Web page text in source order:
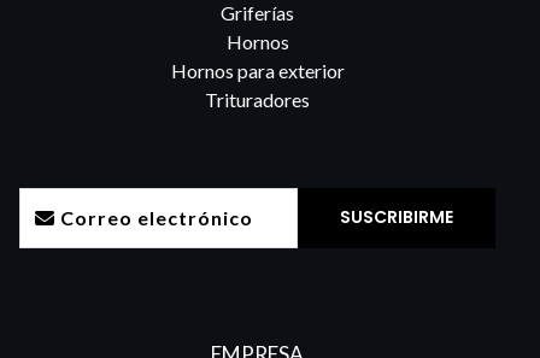
Griferías
Hornos
Hornos para exterior
Trituradores